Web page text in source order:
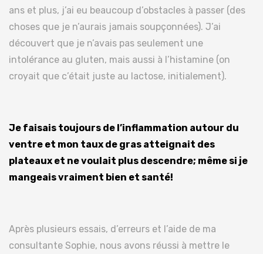
ans et plus, j’ai eu beaucoup d’obstacles à passer (des
choses que je n’aurais jamais soupçonnées). J’ai
découvert que je n’avais pas seulement une
intolérance au gluten, mais aussi à l’histamine (on
croyait que c’était juste au lactose, initialement).
Je faisais toujours de l’inflammation autour du
ventre et mon taux de gras atteignait des
plateaux et ne voulait plus descendre; même si je
mangeais vraiment bien et santé!
Après plusieurs essais, d’erreurs et l’aide de ma
consultante Sophie, nous avons réussi à mettre le